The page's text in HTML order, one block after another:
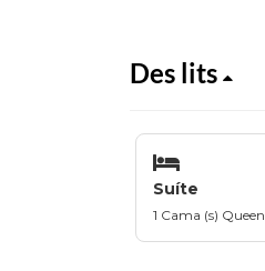
Des lits
Suíte
1 Cama (s) Queen